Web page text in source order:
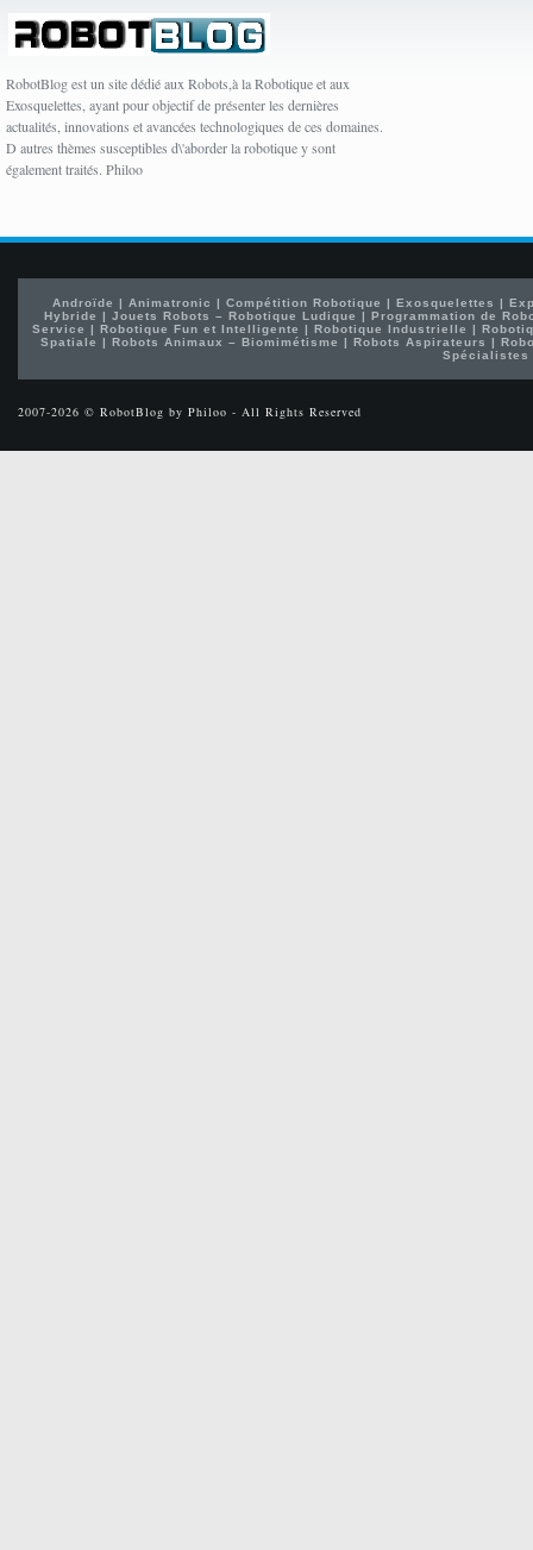
RobotBlog est un site dédié aux Robots,à la Robotique et aux
Exosquelettes, ayant pour objectif de présenter les dernières
actualités, innovations et avancées technologiques de ces domaines.
D autres thèmes susceptibles d\'aborder la robotique y sont
également traités. Philoo
Androïde | Animatronic | Compétition Robotique | Exosquelettes |
Hybride |Jouets Robots – Robotique Ludique |Programmation de
Service | Robotique Fun et Intelligente | Robotique Industrielle |
Spatiale | Robots Animaux – Biomimétisme | Robots Aspirateurs |
Spécialistes
2007-2026 © RobotBlog by Philoo - All Rights Reserved